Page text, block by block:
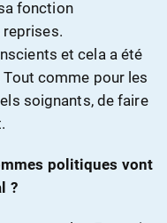
fonction
reprises.
et cela a été
comme pour les
soignants, de faire
politiques vont
?